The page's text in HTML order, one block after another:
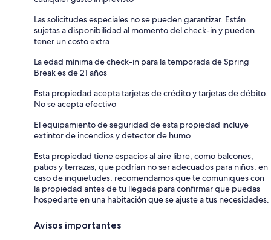
Las solicitudes especiales no se pueden garantizar. Están
sujetas a disponibilidad al momento del check-in y pueden
tener un costo extra
La edad mínima de check-in para la temporada de Spring
Break es de 21 años
Esta propiedad acepta tarjetas de crédito y tarjetas de débito.
No se acepta efectivo
El equipamiento de seguridad de esta propiedad incluye
extintor de incendios y detector de humo
Esta propiedad tiene espacios al aire libre, como balcones,
patios y terrazas, que podrían no ser adecuados para niños; en
caso de inquietudes, recomendamos que te comuniques con
la propiedad antes de tu llegada para confirmar que puedas
hospedarte en una habitación que se ajuste a tus necesidades.
Avisos importantes